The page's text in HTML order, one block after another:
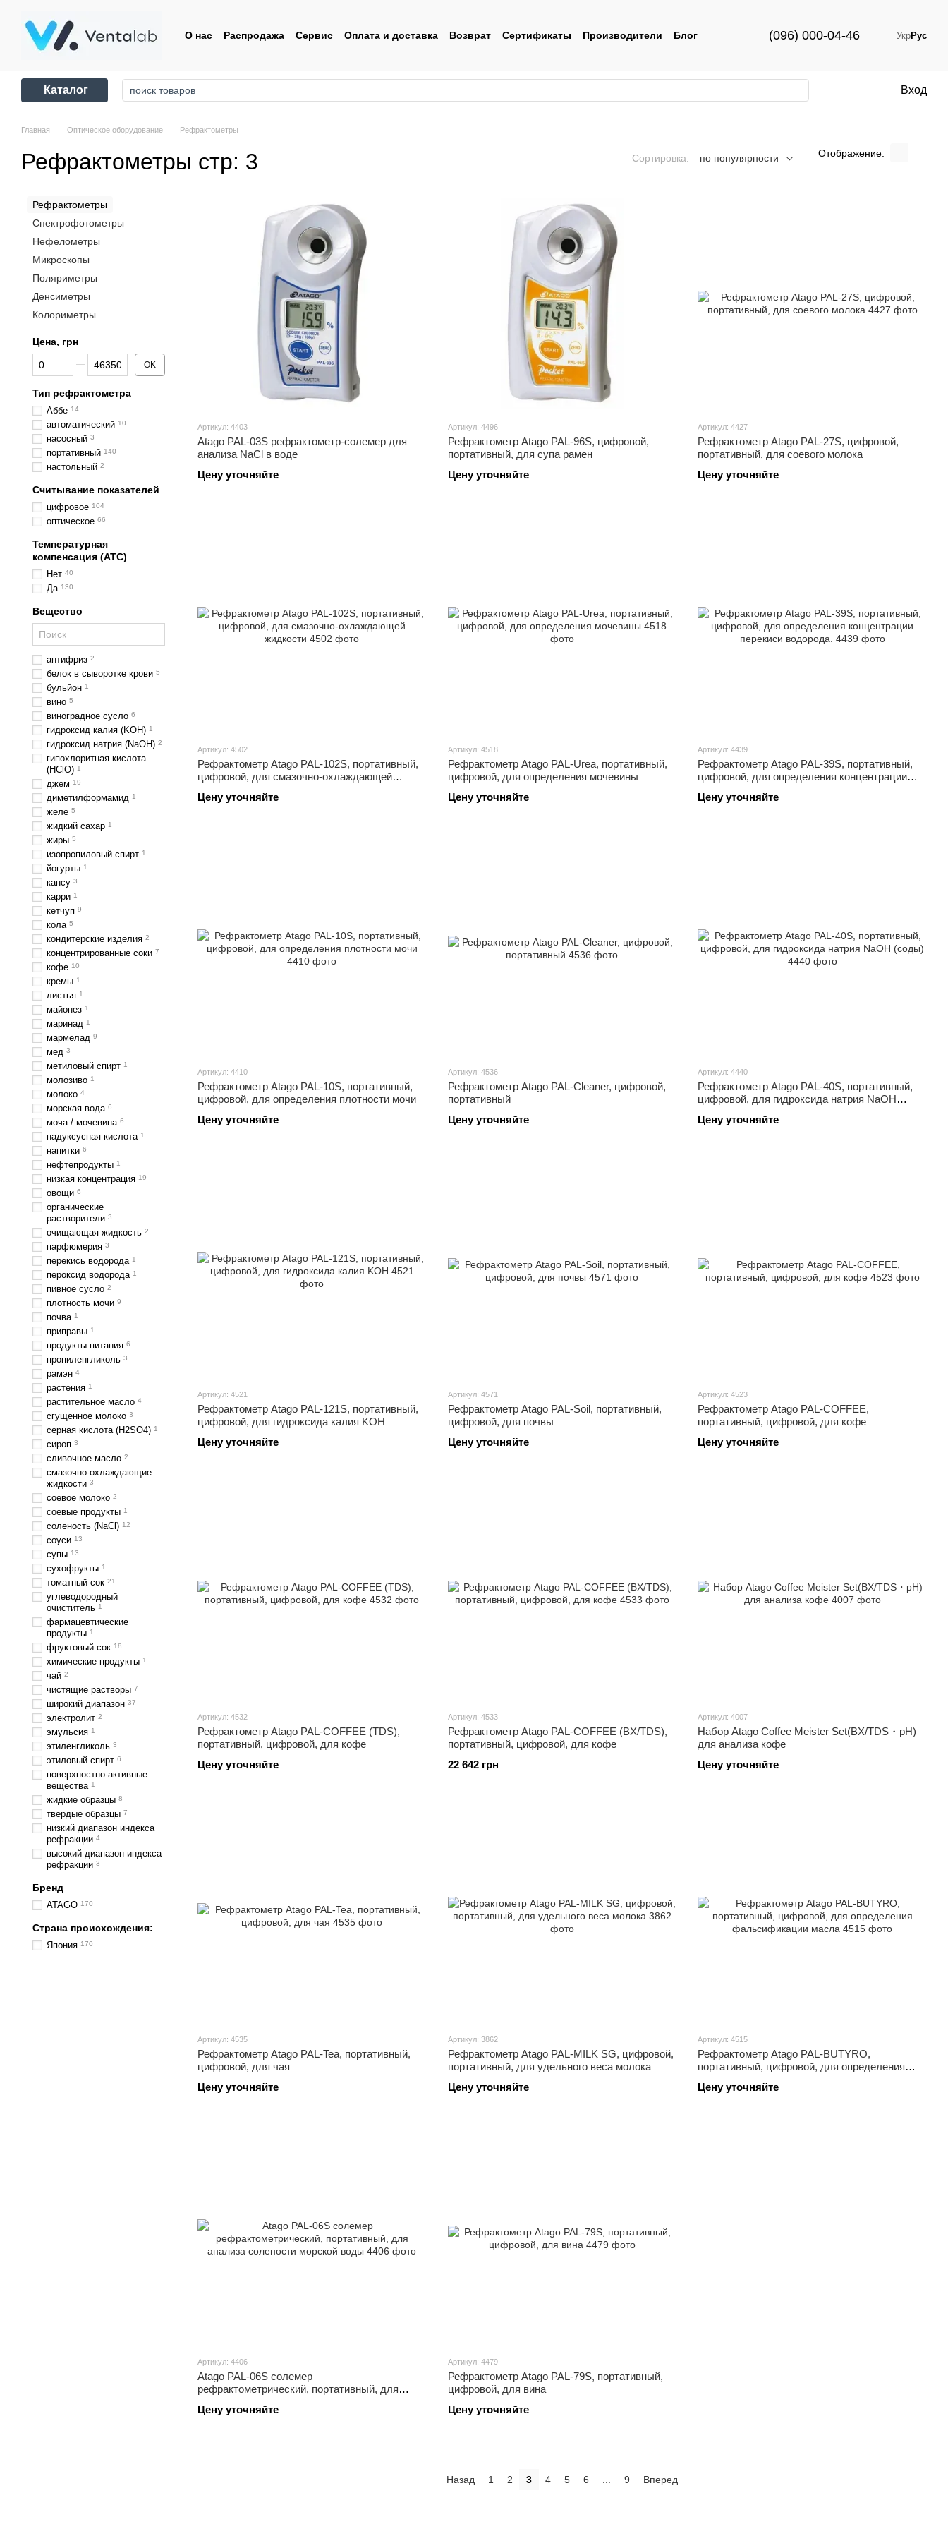
О нас Распродажа Сервис Оплата и доставка Возврат Сертификаты Производители
Блог
(096) 000-04-46 УкрРус
Каталог Вход
Главная Оптическое оборудование Рефрактометры
Рефрактометры стр: 3 Сортировка: по популярности Отображение:
Артикул: 4403
Atago PAL-03S рефрактометр-солемер для
анализа NaCl в воде
Цену уточняйте
Артикул: 4496
Рефрактометр Atago PAL-96S, цифровой,
портативный, для супа рамен
Цену уточняйте
Артикул: 4427
Рефрактометр Atago PAL-27S, цифровой,
портативный, для соевого молока
Цену уточняйте
Артикул: 4502
Рефрактометр Atago PAL-102S, портативный,
цифровой, для смазочно-охлаждающей
Цену уточняйте
Артикул: 4518
Рефрактометр Atago PAL-Urea, портативный,
цифровой, для определения мочевины
Цену уточняйте
Артикул: 4439
Рефрактометр Atago PAL-39S, портативный,
цифровой, для определения концентрации
Цену уточняйте
Артикул: 4410
Рефрактометр Atago PAL-10S, портативный,
цифровой, для определения плотности мочи
Цену уточняйте
Артикул: 4536
Рефрактометр Atago PAL-Cleaner, цифровой,
портативный
Цену уточняйте
Артикул: 4440
Рефрактометр Atago PAL-40S, портативный,
цифровой, для гидроксида натрия NaOH
Цену уточняйте
Артикул: 4521
Рефрактометр Atago PAL-121S, портативный,
цифровой, для гидроксида калия KOH
Цену уточняйте
Артикул: 4571
Рефрактометр Atago PAL-Soil, портативный,
цифровой, для почвы
Цену уточняйте
Артикул: 4523
Рефрактометр Atago PAL-COFFEE,
портативный, цифровой, для кофе
Цену уточняйте
Артикул: 4532
Рефрактометр Atago PAL-COFFEE (TDS),
портативный, цифровой, для кофе
Цену уточняйте
Артикул: 4533
Рефрактометр Atago PAL-COFFEE (BX/TDS),
портативный, цифровой, для кофе
22 642 грн
Артикул: 4007
Набор Atago Coffee Meister Set(BX/TDS・pH)
для анализа кофе
Цену уточняйте
Артикул: 4535
Рефрактометр Atago PAL-Tea, портативный,
цифровой, для чая
Цену уточняйте
Артикул: 3862
Рефрактометр Atago PAL-MILK SG, цифровой,
портативный, для удельного веса молока
Цену уточняйте
Артикул: 4515
Рефрактометр Atago PAL-BUTYRO,
портативный, цифровой, для определения
Цену уточняйте
Артикул: 4406
Atago PAL-06S солемер
рефрактометрический, портативный, для
Цену уточняйте
Артикул: 4479
Рефрактометр Atago PAL-79S, портативный,
цифровой, для вина
Цену уточняйте
Назад 1 2 3 4 5 6 9 Вперед
Рефрактометры
Спектрофотометры
Нефелометры
Микроскопы
Поляриметры
Денсиметры
Колориметры
Цена, грн
От Цена, грн
До Цена, грн OK
Тип рефрактометра
Аббе 14
автоматический 10
насосный 3
портативный 140
настольный 2
Считывание показателей
цифровое 104
оптическое 66
Температурная
компенсация (ATC)
Нет 40
Да 130
Вещество
антифриз 2
белок в сыворотке крови 5
бульйон 1
вино 5
виноградное сусло 6
гидроксид калия (KOH) 1
гидроксид натрия (NaOH) 2
гипохлоритная кислота
(HClO) 1
джем 19
диметилформамид 1
желе 5
жидкий сахар 1
жиры 5
изопропиловый спирт 1
йогурты 1
кансу 3
карри 1
кетчуп 9
кола 5
кондитерские изделия 2
концентрированные соки 7
кофе 10
кремы 1
листья 1
майонез 1
маринад 1
мармелад 9
мед 3
метиловый спирт 1
молозиво 1
молоко 4
морская вода 6
моча / мочевина 6
надуксусная кислота 1
напитки 6
нефтепродукты 1
низкая концентрация 19
овощи 6
органические
растворители 3
очищающая жидкость 2
парфюмерия 3
перекись водорода 1
пероксид водорода 1
пивное сусло 2
плотность мочи 9
почва 1
приправы 1
продукты питания 6
пропиленгликоль 3
рамэн 4
растения 1
растительное масло 4
сгущенное молоко 3
серная кислота (H2SO4) 1
сироп 3
сливочное масло 2
смазочно-охлаждающие
жидкости 3
соевое молоко 2
соевые продукты 1
соленость (NaCl) 12
соуси 13
супы 13
сухофрукты 1
томатный сок 21
углеводородный
очиститель 1
фармацевтические
продукты 1
фруктовый сок 18
химические продукты 1
чай 2
чистящие растворы 7
широкий диапазон 37
электролит 2
эмульсия 1
этиленгликоль 3
этиловый спирт 6
поверхностно-активные
вещества 1
жидкие образцы 8
твердые образцы 7
низкий диапазон индекса
рефракции 4
высокий диапазон индекса
рефракции 3
Бренд
ATAGO 170
Страна происхождения:
Япония 170